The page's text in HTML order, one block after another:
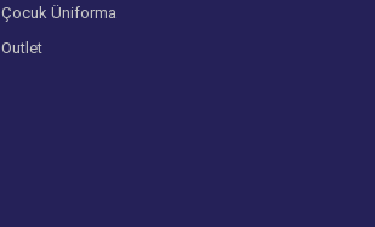
Çocuk Üniforma
Outlet